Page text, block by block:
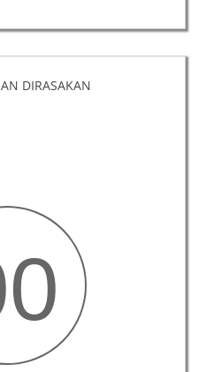
DIRASAKAN